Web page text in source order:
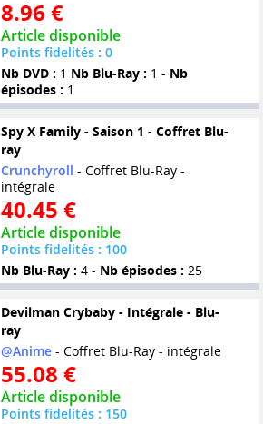
8.96 €
Article disponible
Points fidelités : 0
Nb DVD : 1 Nb Blu-Ray : 1 - Nb
épisodes : 1
Spy X Family - Saison 1 - Coffret Blu-
ray
Crunchyroll - Coffret Blu-Ray -
intégrale
40.45 €
Article disponible
Points fidelités : 100
Nb Blu-Ray : 4 - Nb épisodes : 25
Devilman Crybaby - Intégrale - Blu-
ray
@Anime- Coffret Blu-Ray - intégrale
55.08 €
Article disponible
Points fidelités : 150